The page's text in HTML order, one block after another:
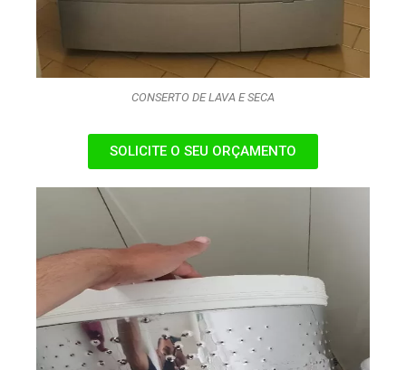
CONSERTO DE LAVA E SECA
SOLICITE O SEU ORÇAMENTO